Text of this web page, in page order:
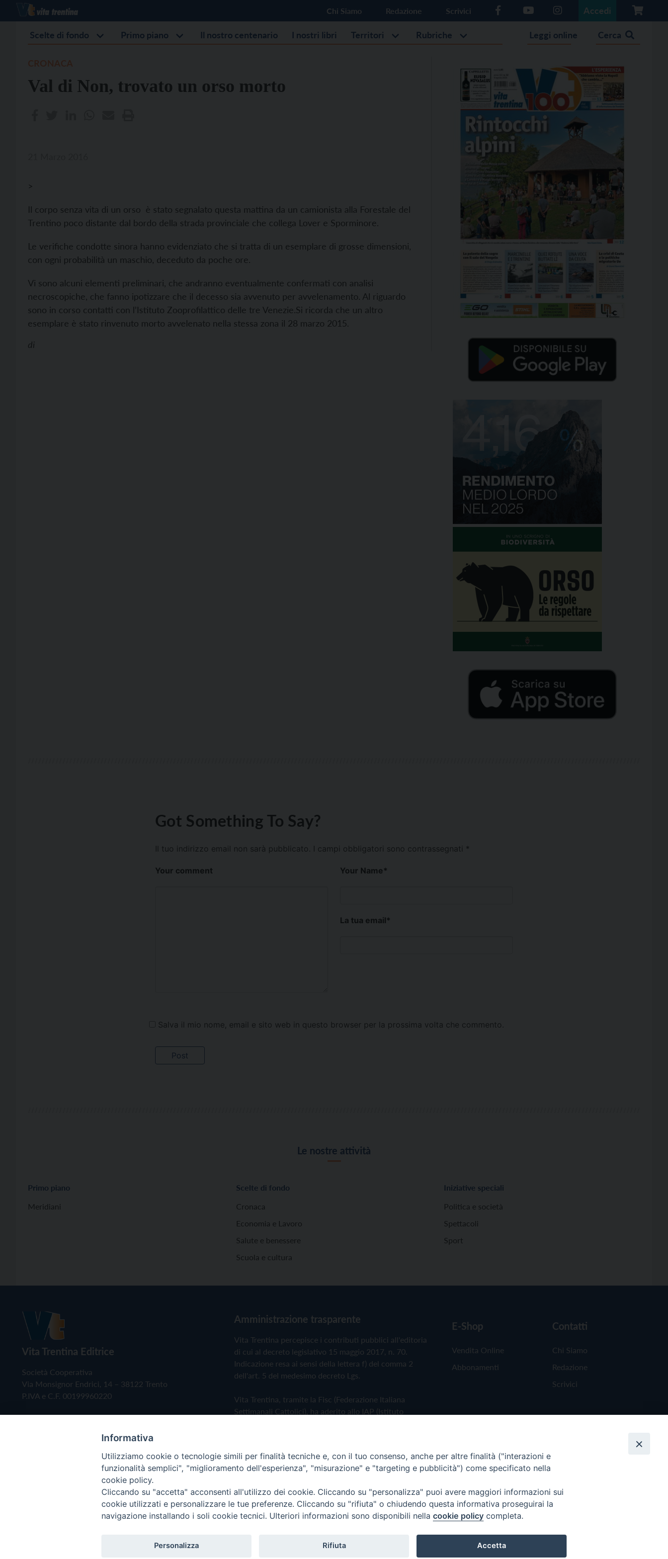
Chi Siamo Redazione Scrivici Accedi
Scelte di fondo Primo piano Il nostro centenario I nostri libri Territori Rubriche Leggi online Cerca
Val di Non, trovato un orso morto
>
Il corpo senza vita di un orso è stato segnalato questa mattina da un camionista alla Forestale del
Trentino poco distante dal bordo della strada provinciale che collega Lover e Sporminore.
Le verifiche condotte sinora hanno evidenziato che si tratta di un esemplare di grosse dimensioni,
con ogni probabilità un maschio, deceduto da poche ore.
Vi sono alcuni elementi preliminari, che andranno eventualmente confermati con analisi
necroscopiche, che fanno ipotizzare che il decesso sia avvenuto per avvelenamento. Al riguardo
sono in corso contatti con l’Istituto Zooprofilattico delle tre Venezie.Si ricorda che un altro
esemplare è stato rinvenuto morto avvelenato nella stessa zona il 28 marzo 2015.
di
Got Something To Say?
Il tuo indirizzo email non sarà pubblicato. I campi obbligatori sono contrassegnati *
Your comment Your Name*
La tua email*
Salva il mio nome, email e sito web in questo browser per la prossima volta che commento.
Le nostre attività
Primo piano
Meridiani
Scelte di fondo
Cronaca
Economia e Lavoro
Salute e benessere
Scuola e cultura
Iniziative speciali
Politica e società
Spettacoli
Sport
Vita Trentina Editrice
Società Cooperativa
Via Monsignor Endrici, 14 – 38122 Trento
P.IVA e C.F. 00199960220
Amministrazione trasparente
Vita Trentina percepisce i contributi pubblici all'editoria
di cui al decreto legislativo 15 maggio 2017, n. 70.
Indicazione resa ai sensi della lettera f) del comma 2
dell'art. 5 del medesimo decreto Lgs.
Vita Trentina, tramite la Fisc (Federazione Italiana
Settimanali Cattolici), ha aderito allo IAP (Istituto
Privacy Policy Cookie Policy
E-Shop
Vendita Online
Abbonamenti
Contatti
Chi Siamo
Redazione
Scrivici
Copyright © 2019 - Tutti i diritti riservati - Vita Trentina Editrice
Informativa
Utilizziamo cookie o tecnologie simili per finalità tecniche e, con il tuo consenso, anche per altre finalità ("interazioni e
funzionalità semplici", "miglioramento dell'esperienza", "misurazione" e "targeting e pubblicità") come specificato nella
cookie policy.
Cliccando su "accetta" acconsenti all'utilizzo dei cookie. Cliccando su "personalizza" puoi avere maggiori informazioni sui
cookie utilizzati e personalizzare le tue preferenze. Cliccando su "rifiuta" o chiudendo questa informativa proseguirai la
navigazione installando i soli cookie tecnici. Ulteriori informazioni sono disponibili nella cookie policy completa.
Personalizza Rifiuta Accetta